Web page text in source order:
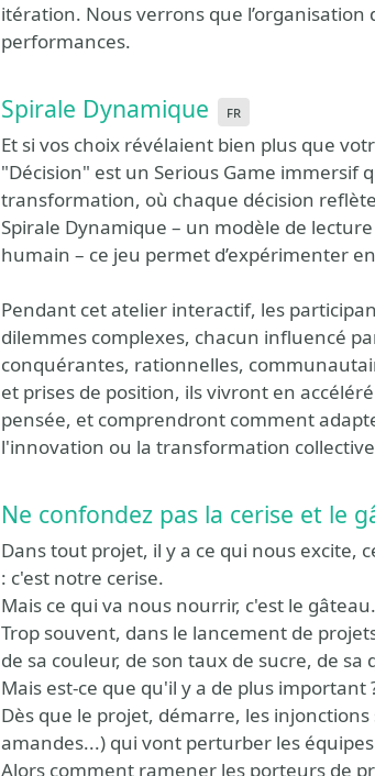
itération. Nous verrons que
performances.
Spirale Dynamique fr
Et si vos choix révélaient bien plus que
"Décision" est un Serious Game immersif
transformation, où chaque décision
Spirale Dynamique – un modèle de
humain – ce jeu permet d’expérimenter
Pendant cet atelier interactif, les
dilemmes complexes, chacun influencé
conquérantes, rationnelles,
et prises de position, ils vivront en
pensée, et comprendront comment
l'innovation ou la transformation
Ne confondez pas la cerise et le
Dans tout projet, il y a ce qui nous excite,
: c'est notre cerise.
Mais ce qui va nous nourrir, c'est le gâteau.
Trop souvent, dans le lancement de
de sa couleur, de son taux de sucre, de sa
Mais est-ce que qu'il y a de plus important
Dès que le projet, démarre, les
amandes...) qui vont perturber les
Alors comment ramener les porteurs de